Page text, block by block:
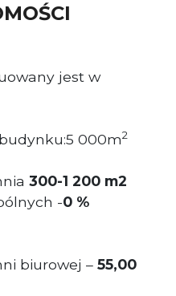
jest w
000m2
300-1 200 m2
-0 %
biurowej – 55,00